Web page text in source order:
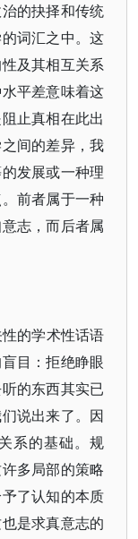
的抉择和传统
词汇之中。这
及其相互关系
平差意味着这
止真相在此出
间的差异，我
发展或一种理
前者属于一种
志，而后者属
的学术性话语
目：拒绝睁眼
的东西其实已
说出来了。因
系的基础。规
多局部的策略
了认知的本质
是求真意志的